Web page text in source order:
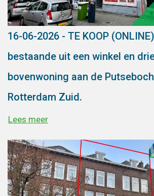
16-06-2026 - TE KOOP
bestaande uit een winkel en
bovenwoning aan de
Rotterdam Zuid.
Lees meer